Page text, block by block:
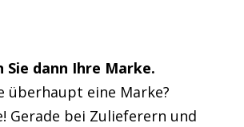
Sie dann Ihre Marke.
überhaupt eine Marke?
Gerade bei Zulieferern und